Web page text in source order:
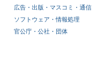
広告・出版・マスコミ・通信
ソフトウェア・情報処理
官公庁・公社・団体